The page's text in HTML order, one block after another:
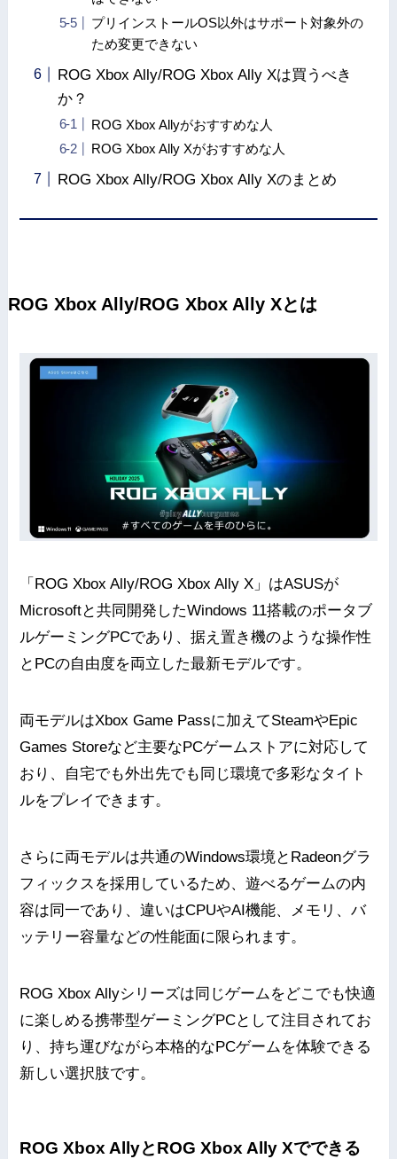
プリインストールOS以外はサポート対象外の
ため変更できない
ROG Xbox Ally/ROG Xbox Ally Xは買うべき
か？
ROG Xbox Allyがおすすめな人
ROG Xbox Ally Xがおすすめな人
ROG Xbox Ally/ROG Xbox Ally Xのまとめ
ROG Xbox Ally/ROG Xbox Ally Xとは
「ROG Xbox Ally/ROG Xbox Ally X」はASUSが
Microsoftと共同開発したWindows 11搭載のポータブ
ルゲーミングPCであり、据え置き機のような操作性
とPCの自由度を両立した最新モデルです。
両モデルはXbox Game Passに加えてSteamやEpic
Games Storeなど主要なPCゲームストアに対応して
おり、自宅でも外出先でも同じ環境で多彩なタイト
ルをプレイできます。
さらに両モデルは共通のWindows環境とRadeonグラ
フィックスを採用しているため、遊べるゲームの内
容は同一であり、違いはCPUやAI機能、メモリ、バ
ッテリー容量などの性能面に限られます。
ROG Xbox Allyシリーズは同じゲームをどこでも快適
に楽しめる携帯型ゲーミングPCとして注目されてお
り、持ち運びながら本格的なPCゲームを体験できる
新しい選択肢です。
ROG Xbox AllyとROG Xbox Ally Xでできる